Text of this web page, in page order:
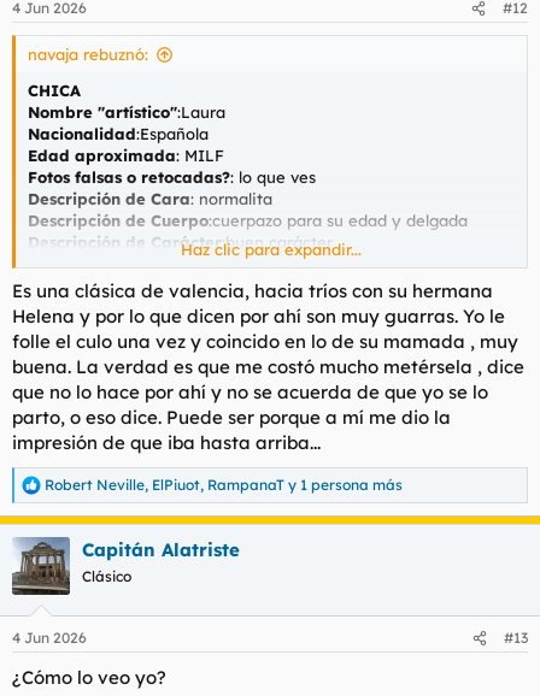
e
s
4 Jun 2026 #12
navaja rebuznó:
CHICA
Nombre "artístico":Laura
Nacionalidad:Española
Edad aproximada: MILF
Fotos falsas o retocadas?: lo que ves
Descripción de Cara: normalita
Descripción de Cuerpo:cuerpazo para su edad y delgada
Descripción de Carácter:buen carácter
Fumadora: bastante y me la suda
CONTACTO
Teléfono :663202887
Web/Anuncio:valenciacitas
Dirección :calle serreria
LUGAR DE ENCUENTRO
Aire Acondicionado/Calefacción:si
Discreción del lugar
Valoración de las instalaciones: nada malo
SERVICIO
Fecha aproximada de la experiencia
volver
Tarifa contratada
Duración real del servicio
miro tiempo
Besos: te devora
Mamada(con/sin protección)
Haz clic para expandir...
Es una clásica de valencia, hacia tríos con su hermana
Helena y por lo que dicen por ahí son muy guarras. Yo le
folle el culo una vez y coincido en lo de su mamada , muy
buena. La verdad es que me costó mucho metérsela , dice
que no lo hace por ahí y no se acuerda de que yo se lo
parto, o eso dice. Puede ser porque a mí me dio la
impresión de que iba hasta arriba...
R
e
a
c
c
i
e
:
Robert Neville, ElPiuot, RampanaT y 1 persona más
Capitán Alatriste
Clásico
4 Jun 2026 #13
¿Cómo lo veo yo?